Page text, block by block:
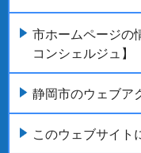
市ホームページの
コンシェルジュ】
静岡市のウェブア
このウェブサイト